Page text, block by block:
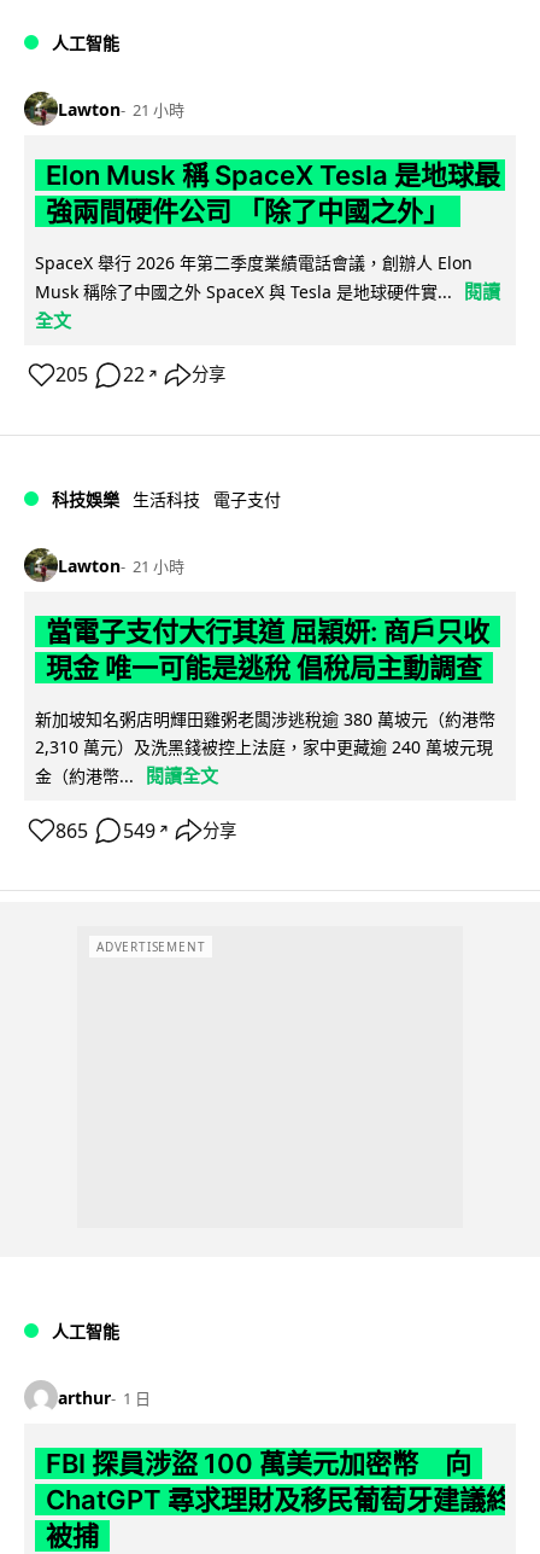
人工智能
Lawton 21 小時
Elon Musk 稱 SpaceX Tesla 是地球最
強兩間硬件公司 「除了中國之外」
SpaceX 舉行 2026 年第二季度業績電話會議，創辦人 Elon
Musk 稱除了中國之外 SpaceX 與 Tesla 是地球硬件實...
閱讀
全文
205 22 ↗ 分享
科技娛樂 生活科技 電子支付
Lawton 21 小時
當電子支付大行其道 屈穎妍: 商戶只收
現金 唯一可能是逃稅 倡稅局主動調查
新加坡知名粥店明輝田雞粥老闆涉逃稅逾 380 萬坡元（約港幣
2,310 萬元）及洗黑錢被控上法庭，家中更藏逾 240 萬坡元現
金（約港幣...
閱讀全文
865 549 ↗ 分享
ADVERTISEMENT
人工智能
arthur 1 日
FBI 探員涉盜 100 萬美元加密幣 向
ChatGPT 尋求理財及移民葡萄牙建議終
被捕